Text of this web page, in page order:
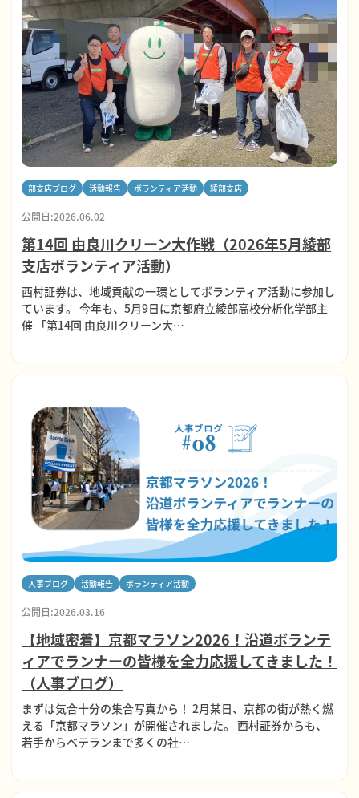
部支店ブログ 活動報告 ボランティア活動 綾部支店
公開日:2026.06.02
第14回 由良川クリーン大作戦（2026年5月綾部
支店ボランティア活動）
西村証券は、地域貢献の一環としてボランティア活動に参加し
ています。 今年も、5月9日に京都府⽴綾部⾼校分析化学部主
催 「第14回 由良川クリーン大…
人事ブログ 活動報告 ボランティア活動
公開日:2026.03.16
【地域密着】京都マラソン2026！沿道ボランテ
ィアでランナーの皆様を全力応援してきました！
（人事ブログ）
まずは気合十分の集合写真から！ 2月某日、京都の街が熱く燃
える「京都マラソン」が開催されました。 西村証券からも、
若手からベテランまで多くの社…